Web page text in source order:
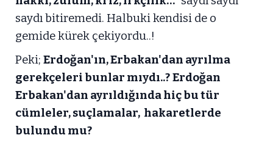
saydı bitiremedi. Halbuki kendisi de o
gemide kürek çekiyordu..!
Peki; Erdoğan'ın, Erbakan'dan ayrılma
gerekçeleri bunlar mıydı..?Erdoğan
Erbakan'dan ayrıldığında hiç bu tür
cümleler, suçlamalar, hakaretlerde
bulundu mu?